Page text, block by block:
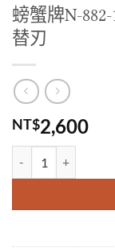
螃蟹牌N-
替刃
NT$2,600